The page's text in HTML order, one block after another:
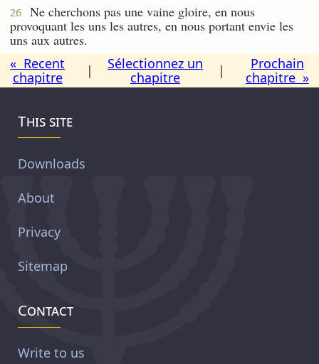
26
Ne cherchons pas une vaine gloire, en nous
provoquant les uns les autres, en nous portant envie les
uns aux autres.
« Recent
chapitre
|
Sélectionnez un
chapitre
|
Prochain
chapitre »
This site
Downloads
About
Privacy
Sitemap
Contact
Write to us